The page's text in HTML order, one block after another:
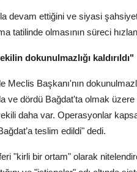
devam ettiğini ve siyasi
tatilinde olmasının süreci
dokunulmazlığı kaldırıldı"
Meclis Başkanı'nın
ve dördü Bağdat'ta olmak üzere
daha var. Operasyonlar
teslim edildi" dedi.
"kirli bir ortam" olarak